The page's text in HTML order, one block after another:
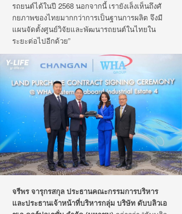
รถยนต์ได้ในปี 2568 นอกจากนี้ เรายังเล็งเห็นถึงศั
กยภาพของไทยมากกว่าการเป็นฐานการผลิต จึงมี
แผนจัดตั้งศูนย์วิจัยและพัฒนารถยนต์ในไทยใน
ระยะต่อไปอีกด้วย”
จรีพร จารุกรสกุล ประธานคณะกรรมการบริหาร
และประธานเจ้าหน้าที่บริหารกลุ่ม บริษัท ดับบลิวเอ